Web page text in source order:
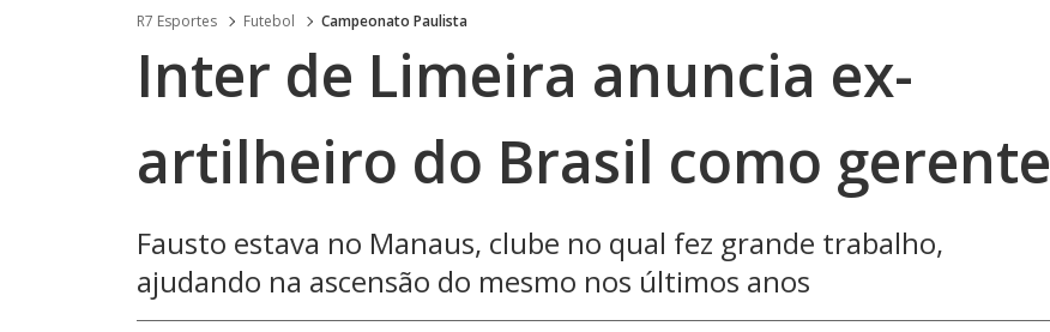
R7 Esportes Futebol Campeonato Paulista
Inter de Limeira anuncia ex-
artilheiro do Brasil como gerente
Fausto estava no Manaus, clube no qual fez grande trabalho,
ajudando na ascensão do mesmo nos últimos anos